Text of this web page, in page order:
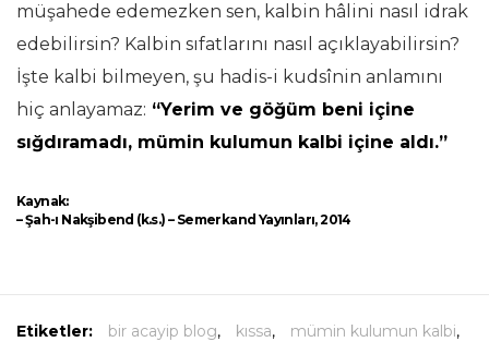
müşahede edemezken sen, kalbin hâlini nasıl idrak
edebilirsin? Kalbin sıfatlarını nasıl açıklayabilirsin?
İşte kalbi bilmeyen, şu hadis-i kudsînin anlamını
hiç anlayamaz: “Yerim ve göğüm beni içine
sığdıramadı, mümin kulumun kalbi içine aldı.”
Kaynak:
– Şah-ı Nakşibend (k.s.) – Semerkand Yayınları, 2014
Etiketler: bir acayip blog, kıssa, mümin kulumun kalbi,